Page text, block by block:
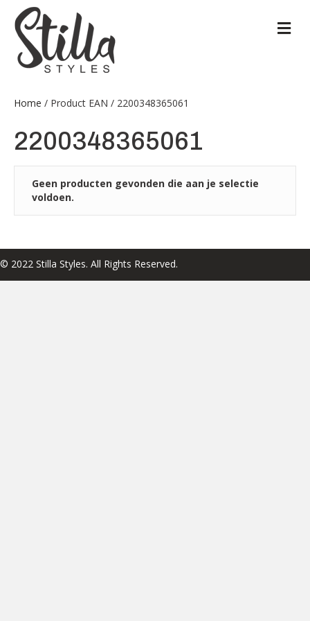
Home / Product EAN / 2200348365061
2200348365061
Geen producten gevonden die aan je selectie
voldoen.
© 2022 Stilla Styles. All Rights Reserved.